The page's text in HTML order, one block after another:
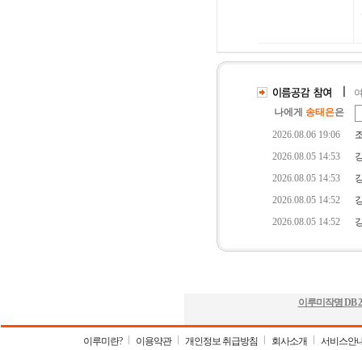
이루미작명 DB
이루미란? 이용약관 개인정보 취급방침 회사소개 서비스안